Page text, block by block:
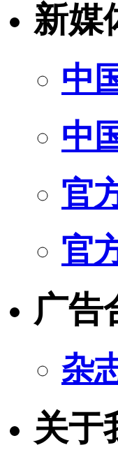
新媒
中
中
官
官
广告
杂
关于